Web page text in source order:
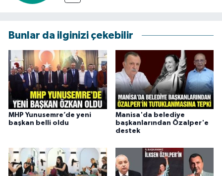
Bunlar da ilginizi çekebilir
MHP Yunusemre’de yeni
başkan belli oldu
Manisa'da belediye
başkanlarından Özalper'e
destek